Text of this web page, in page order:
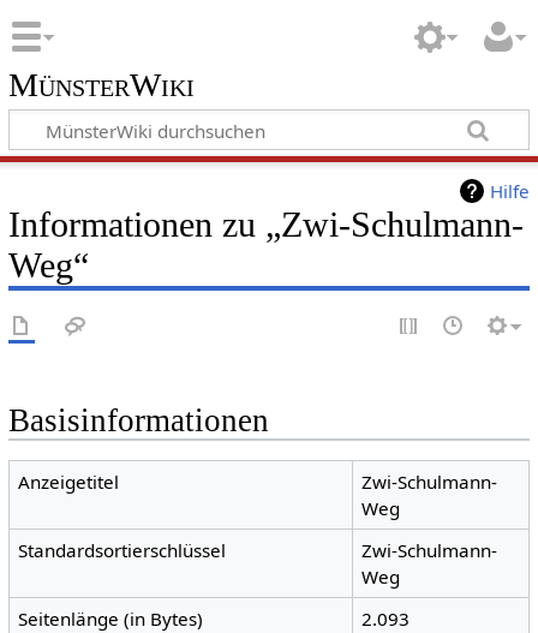
MünsterWiki
Hilfe
Informationen zu „Zwi-Schulmann-
Weg“
Basisinformationen
Anzeigetitel
Zwi-Schulmann-
Weg
Standardsortierschlüssel
Zwi-Schulmann-
Weg
Seitenlänge (in Bytes)
2.093